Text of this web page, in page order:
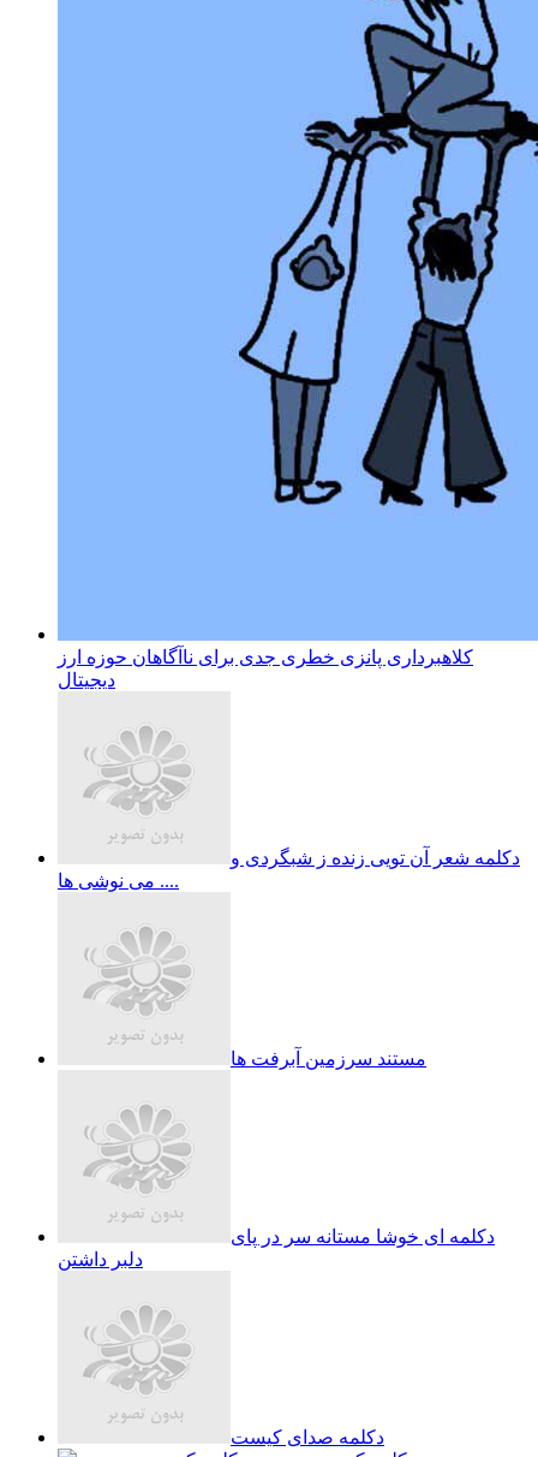
کلاهبرداری پانزی خطری جدی برای ناآگاهان حوزه ارز
دیجیتال
دکلمه شعر آن تویی زنده ز شبگردی و
می نوشی ها ....
مستند سرزمین آبرفت ها
دکلمه ای خوشا مستانه سر در پای
دلبر داشتن
دکلمه صدای کیست